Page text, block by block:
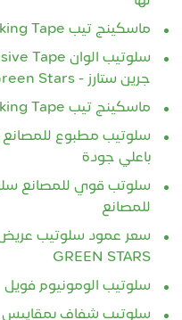
ماسكينج تيب Masking Tape تيب ورقي لصق دوكو
جرين ستارز - Green Stars
ماسكينج تيب Masking Tape تيب ورقي لصق دوكو
سلوتيب مطبوع
باعلي جودة
سلوتب قوي للمصانع
للمصانع
GREEN STARS
سلوتيب الومونيوم فويل
سلوتيب شفاف بمقاييس